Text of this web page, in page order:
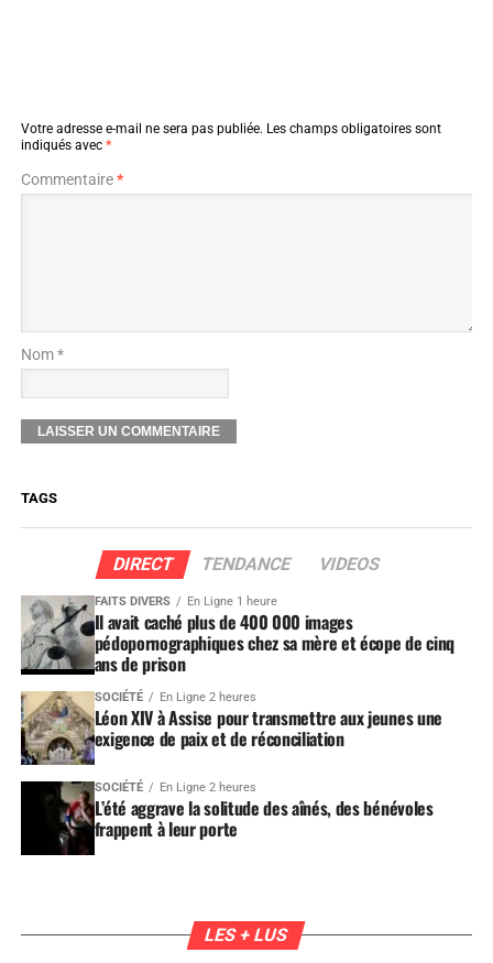
Votre adresse e-mail ne sera pas publiée. Les champs obligatoires sont
indiqués avec *
Commentaire*
Nom *
TAGS
DIRECT TENDANCE VIDEOS
FAITS DIVERS En Ligne 1 heure
Il avait caché plus de 400 000 images
pédopornographiques chez sa mère et écope de cinq
ans de prison
SOCIÉTÉ En Ligne 2 heures
Léon XIV à Assise pour transmettre aux jeunes une
exigence de paix et de réconciliation
SOCIÉTÉ En Ligne 2 heures
L’été aggrave la solitude des aînés, des bénévoles
frappent à leur porte
LES + LUS